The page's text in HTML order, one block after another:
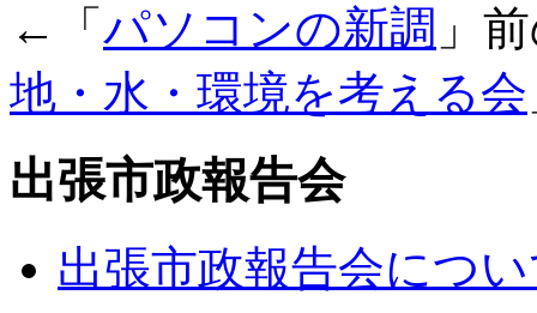
←「 パソコンの新調 」
地・水・環境を考える会
出張市政報告会
出張市政報告会につ